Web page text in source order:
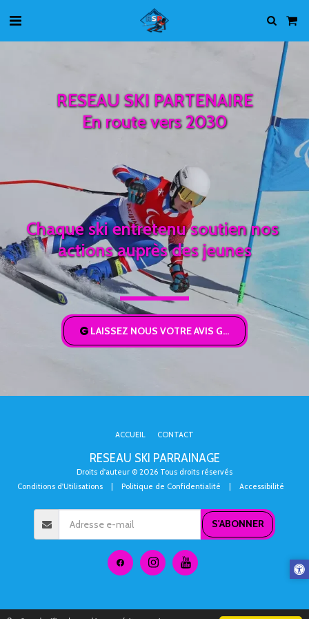
RESEAU SKI PARTENAIRE
En route vers 2030
Chaque ski entretenu soutien nos
actions auprès des jeunes
LAISSEZ NOUS VOTRE AVIS GOOGLE
RESEAU SKI PARRAINAGE
Droits d'auteur © 2026 Tous droits réservés
Conditions d'Utilisations| Politique de Confidentialité | Accessibilité
ACCUEIL CONTACT
S'ABONNER